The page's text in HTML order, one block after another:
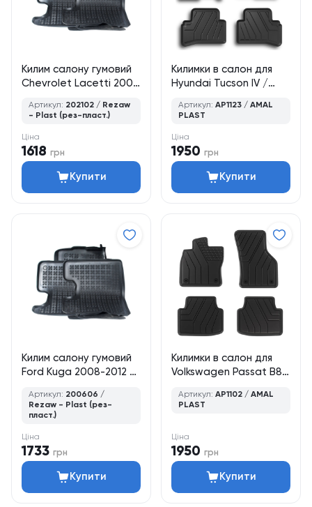
Килим салону гумовий
Chevrolet Lacetti 2004
4шт
Артикул: 202102 / Rezaw
- Plast (рез-пласт.)
Ціна
1618 грн
Купити
Килимки в салон для
Hyundai Tucson IV /
дотепер), кросовер, 4
Артикул: AP1123 / AMAL
PLAST
Ціна
1950 грн
Купити
Килим салону гумовий
Ford Kuga 2008-2012 /
Артикул: 200606 /
Rezaw - Plast (рез-
пласт.)
Ціна
1733 грн
Купити
Килимки в салон для
Volkswagen Passat B8
універсал, 4 шт., Amal
Артикул: AP1102 / AMAL
PLAST
Ціна
1950 грн
Купити